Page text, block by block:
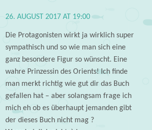
26. AUGUST 2017 AT 19:00
Die Protagonisten wirkt ja wirklich super
sympathisch und so wie man sich eine
ganz besondere Figur so wünscht. Eine
wahre Prinzessin des Orients! Ich finde
man merkt richtig wie gut dir das Buch
gefallen hat – aber solangsam frage ich
mich eh ob es überhaupt jemanden gibt
der dieses Buch nicht mag ?